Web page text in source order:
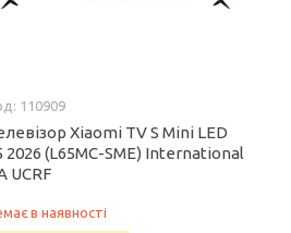
110909
Xiaomi TV S Mini LED
2026 (L65MC-SME) International
UCRF
в наявності